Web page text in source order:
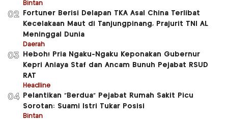
Bintan
02
Fortuner Berisi Delapan TKA Asal China Terlibat
Kecelakaan Maut di Tanjungpinang, Prajurit TNI AL
Meninggal Dunia
Daerah
03
Heboh! Pria Ngaku-Ngaku Keponakan Gubernur
Kepri Aniaya Staf dan Ancam Bunuh Pejabat RSUD
RAT
Headline
04
Pelantikan “Berdua” Pejabat Rumah Sakit Picu
Sorotan: Suami Istri Tukar Posisi
Bintan